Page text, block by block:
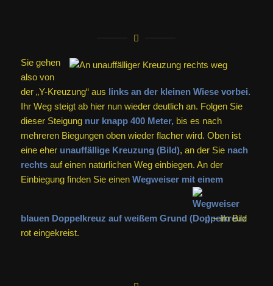
Sie gehen
also von
der „Y-Kreuzung“ aus links an der kleinen Wiese vorbei.
Ihr Weg steigt ab hier nun wieder deutlich an. Folgen Sie
dieser Steigung nur knapp 400 Meter,bis es nach
mehreren Biegungen oben wieder flacher wird. Oben ist
eine eher unauffällige Kreuzung (Bild), an der Sie nach
rechtsauf einen natürlichen Weg einbiegen. An der
Einbiegung finden Sie einen Wegweiser mit einem
blauen Doppelkreuz auf weißem Grund ( )– im Bild
rot eingekreist.